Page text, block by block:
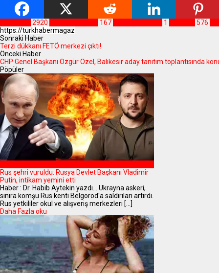
2920 167 1 576
Sonraki Haber
Terzi dükkanı FETÖ merkezi çıktı!
Önceki Haber
CHP Genel Başkanı Özgür Özel, Balıkesir aday tanıtım toplantısında
Pöpüler
Rus şehri vuruldu: Rusya Devlet Başkanı Vladimir
Putin, intikam yemini etti
Haber : Dr. Habib Aytekin yazdı... Ukrayna askeri,
sınıra komşu Rus kenti Belgorod'a saldırıları artırdı.
Rus yetkililer okul ve alışveriş merkezleri [...]
Daha Fazla oku